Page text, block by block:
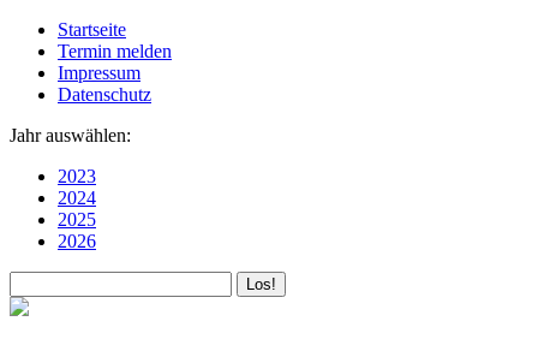
Startseite
Termin melden
Impressum
Datenschutz
Jahr auswählen:
2023
2024
2025
2026